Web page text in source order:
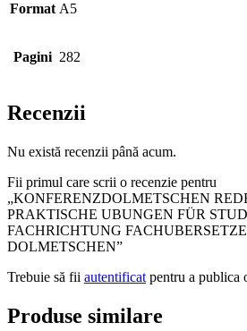
Format A5
Pagini 282
Recenzii
Nu există recenzii până acum.
Fii primul care scrii o recenzie pentru
„KONFERENZDOLMETSCHEN
PRAKTISCHE UBUNGEN FÜR
FACHRICHTUNG
DOLMETSCHEN”
Trebuie să fii autentificat pentru a publica
Produse similare